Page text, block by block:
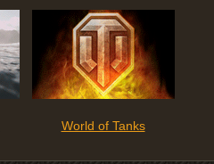
World of Tanks